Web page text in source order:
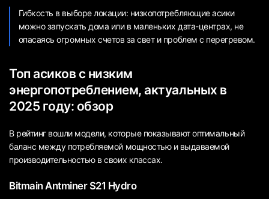
Гибкость в выборе локации: низкопотребляющие асики
можно запускать дома или в маленьких дата-центрах, не
опасаясь огромных счетов за свет и проблем с перегревом.
Топ асиков с низким
энергопотреблением, актуальных в
2025 году: обзор
В рейтинг вошли модели, которые показывают оптимальный
баланс между потребляемой мощностью и выдаваемой
производительностью в своих классах.
Bitmain Antminer S21 Hydro